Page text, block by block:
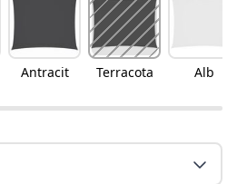
Antracit Terracota Alb